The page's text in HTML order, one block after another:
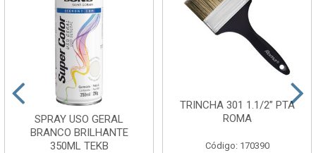
SPRAY USO GERAL
BRANCO BRILHANTE
350ML TEKB
TRINCHA 301 1.1/2” PTA
ROMA
Código: 170390